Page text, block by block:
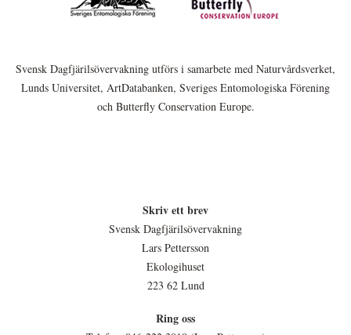
Svensk Dagfjärilsövervakning utförs i samarbete med Naturvårdsverket,
Lunds Universitet, ArtDatabanken, Sveriges Entomologiska Förening
och Butterfly Conservation Europe.
Skriv ett brev
Svensk Dagfjärilsövervakning
Lars Pettersson
Ekologihuset
223 62 Lund
Ring oss